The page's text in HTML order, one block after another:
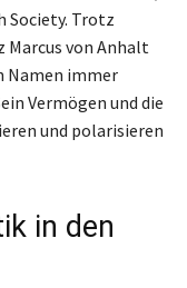
Society. Trotz
Marcus von Anhalt
Namen immer
Vermögen und die
und polarisieren
in den